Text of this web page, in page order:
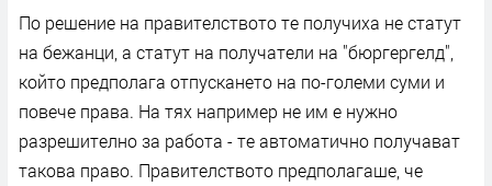
По решение на правителството те получиха не статут
на бежанци, а статут на получатели на "бюргергелд",
който предполага отпускането на по-големи суми и
повече права. На тях например не им е нужно
разрешително за работа - те автоматично получават
такова право. Правителството предполагаше, че